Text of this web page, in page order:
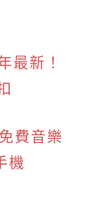
最新！
費音樂
機